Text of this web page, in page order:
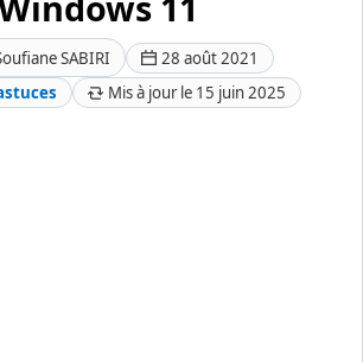
SABIRI
28 août 2021
Mis à jour le 15 juin 2025